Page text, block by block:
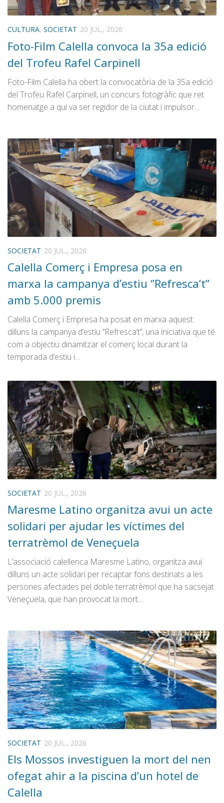
CULTURA, SOCIETAT 20 JUL., 2026
Foto-Film Calella convoca la 35a edició
del Trofeu Rafel Carpinell
Foto-Film Calella ha obert la convocatòria de la 35a edició
del Trofeu Rafel Carpinell, un concurs fotogràfic que ret
homenatge a qui va ser regidor de la ciutat i impulsor…
SOCIETAT 20 JUL., 2026
Calella Comerç i Empresa posa en
marxa la campanya d’estiu ‘’Refresca’t’’
amb 5.000 premis
Calella Comerç i Empresa ha posat en marxa aquest
dilluns la campanya d’estiu ‘’Refresca’t’’, una iniciativa que té
com a objectiu dinamitzar el comerç local durant la
temporada d’estiu i…
SOCIETAT 20 JUL., 2026
Maresme Latino organitza avui un acte
solidari per ajudar les víctimes del
terratrèmol de Veneçuela
L’associació calellenca Maresme Latino, organitza avui
dilluns un acte solidari per recaptar fons destinats a les
persones afectades pel doble terratrèmol que ha sacsejat
Veneçuela, que han provocat la mort…
SOCIETAT 20 JUL., 2026
Els Mossos investiguen la mort del nen
ofegat ahir a la piscina d’un hotel de
Calella